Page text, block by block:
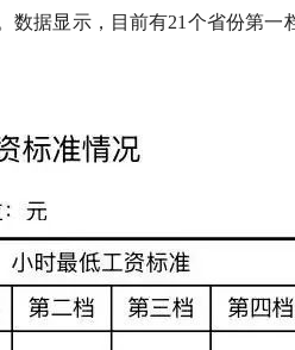
据显示，目前有21个省份第一